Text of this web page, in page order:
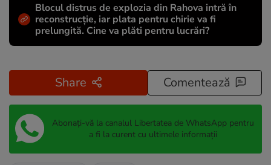
Blocul distrus de explozia din Rahova intră în
reconstrucție, iar plata pentru chirie va fi
prelungită. Cine va plăti pentru lucrări?
Share Comentează
Abonați-vă la canalul Libertatea de WhatsApp pentru
a fi la curent cu ultimele informații